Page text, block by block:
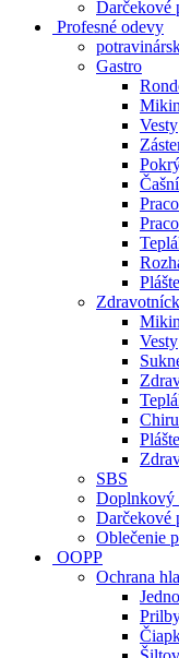
Darčekové
Profesné odevy
Gastro
Vesty
Plášte
Vesty
Plášte
SBS
Doplnkový
Darčekové
Oblečenie
OOPP
Ochrana